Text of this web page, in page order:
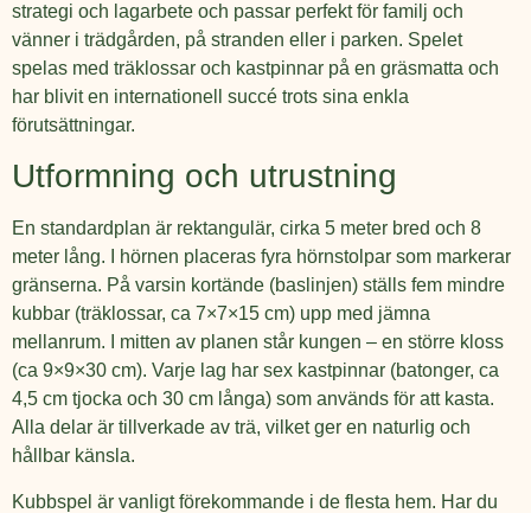
strategi och lagarbete och passar perfekt för familj och
vänner i trädgården, på stranden eller i parken. Spelet
spelas med träklossar och kastpinnar på en gräsmatta och
har blivit en internationell succé trots sina enkla
förutsättningar.
Utformning och utrustning
En standardplan är rektangulär, cirka 5 meter bred och 8
meter lång. I hörnen placeras fyra hörnstolpar som markerar
gränserna. På varsin kortände (baslinjen) ställs fem mindre
kubbar (träklossar, ca 7×7×15 cm) upp med jämna
mellanrum. I mitten av planen står kungen – en större kloss
(ca 9×9×30 cm). Varje lag har sex kastpinnar (batonger, ca
4,5 cm tjocka och 30 cm långa) som används för att kasta.
Alla delar är tillverkade av trä, vilket ger en naturlig och
hållbar känsla.
Kubbspel är vanligt förekommande i de flesta hem. Har du